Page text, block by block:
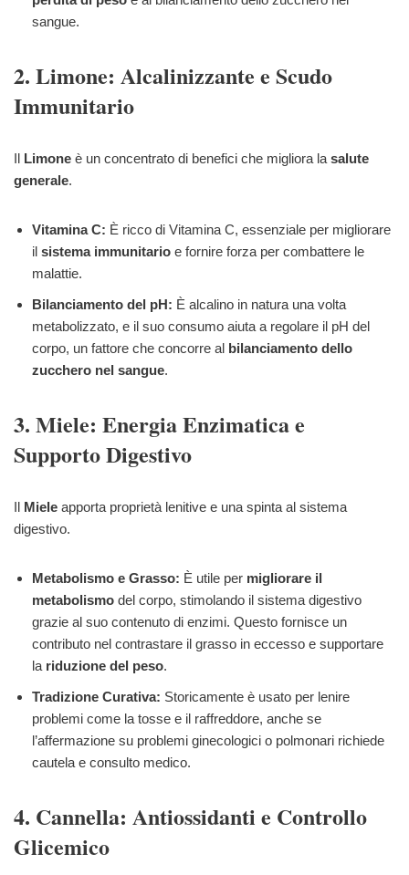
sangue.
2. Limone: Alcalinizzante e Scudo
Immunitario
Il Limone è un concentrato di benefici che migliora la salute
generale.
Vitamina C: È ricco di Vitamina C, essenziale per migliorare
il sistema immunitario e fornire forza per combattere le
malattie.
Bilanciamento del pH: È alcalino in natura una volta
metabolizzato, e il suo consumo aiuta a regolare il pH del
corpo, un fattore che concorre al bilanciamento dello
zucchero nel sangue.
3. Miele: Energia Enzimatica e
Supporto Digestivo
Il Miele apporta proprietà lenitive e una spinta al sistema
digestivo.
Metabolismo e Grasso: È utile per migliorare il
metabolismo del corpo, stimolando il sistema digestivo
grazie al suo contenuto di enzimi. Questo fornisce un
contributo nel contrastare il grasso in eccesso e supportare
la riduzione del peso.
Tradizione Curativa: Storicamente è usato per lenire
problemi come la tosse e il raffreddore, anche se
l’affermazione su problemi ginecologici o polmonari richiede
cautela e consulto medico.
4. Cannella: Antiossidanti e Controllo
Glicemico